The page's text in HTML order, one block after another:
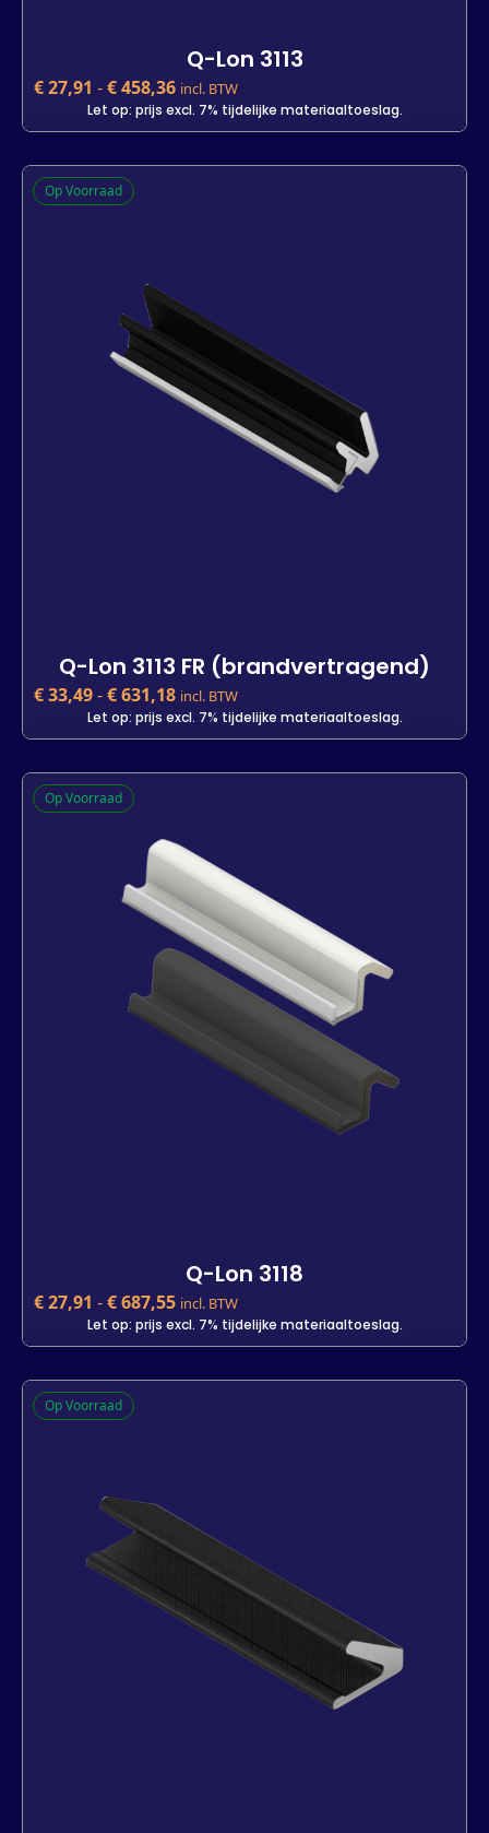
Q-Lon 3113
€27,91 -€458,36 incl. BTW
Let op: prijs excl. 7% tijdelijke materiaaltoeslag.
Q-Lon 3113
€27,91 incl. BTW
25 m
- +
In winkelwagen
Op Voorraad
Q-Lon 3113 FR (brandvertragend)
€33,49-€631,18 incl. BTW
Let op: prijs excl. 7% tijdelijke materiaaltoeslag.
Q-Lon 3113 FR (brandvertragend)
€33,49-€631,18
25 m 400 m
- +
In winkelwagen
Op Voorraad
Q-Lon 3118
€27,91 -€687,55 incl. BTW
Let op: prijs excl. 7% tijdelijke materiaaltoeslag.
Q-Lon 3118
€27,91 incl. BTW
7 m 25 m
+
In winkelwagen
Op Voorraad